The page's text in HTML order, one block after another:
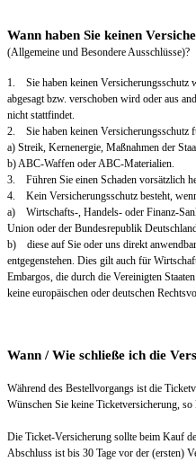
Wann haben Sie keinen
(Allgemeine und Besondere Ausschlüsse)?
1. Sie haben keinen Versicherungsschutz
abgesagt bzw. verschoben wird oder aus
nicht stattfindet.
2. Sie haben keinen Versicherungsschutz
a) Streik, Kernenergie, Maßnahmen der
b) ABC-Waffen oder ABC-Materialien.
3. Führen Sie einen Schaden vorsätzlich
4. Kein Versicherungsschutz besteht,
a) Wirtschafts-, Handels- oder Finanz-
Union oder der Bundesrepublik
b) diese auf Sie oder uns direkt
entgegenstehen. Dies gilt auch für
Embargos, die durch die Vereinigten
keine europäischen oder deutschen
Wann / Wie schließe ich die
Während des Bestellvorgangs ist die
Wünschen Sie keine Ticketversicherung,
Die Ticket-Versicherung sollte beim Kauf
Abschluss ist bis 30 Tage vor der (ersten)